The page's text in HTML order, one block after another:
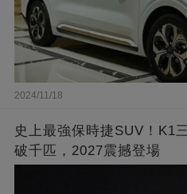
2024/11/18
史上最強保時捷SUV！K1
破千匹，2027震撼登場